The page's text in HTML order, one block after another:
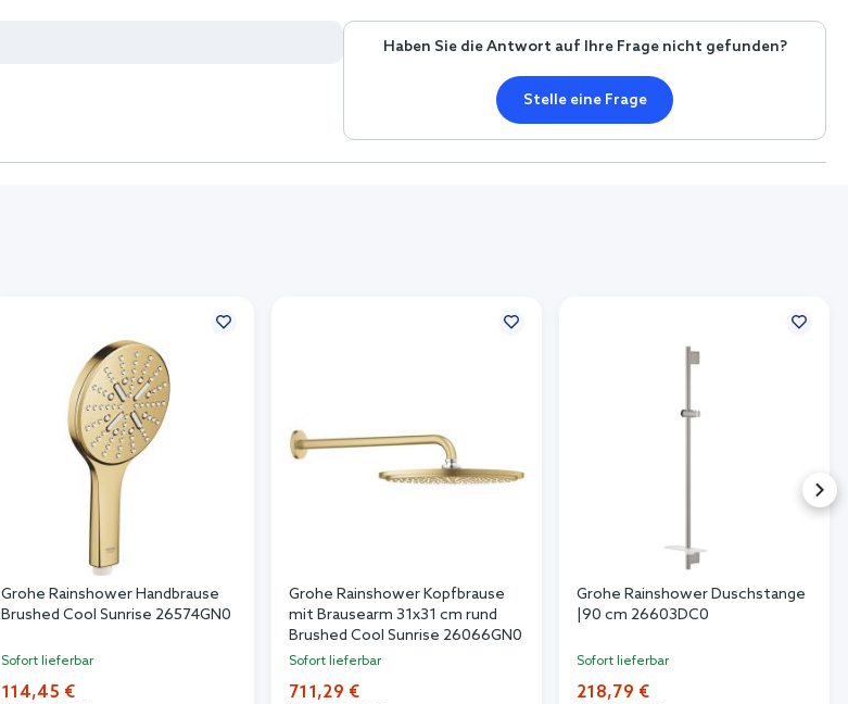
Haben Sie die Antwort auf Ihre Frage nicht gefunden?
Stelle eine Frage
Grohe Rainshower Handbrause
Brushed Cool Sunrise 26574GN0
Sofort lieferbar
114,45 €
Grohe Rainshower Kopfbrause
mit Brausearm 31x31 cm rund
Brushed Cool Sunrise 26066GN0
Sofort lieferbar
711,29 €
Grohe Rainshower Duschstange
|90 cm 26603DC0
Sofort lieferbar
218,79 €